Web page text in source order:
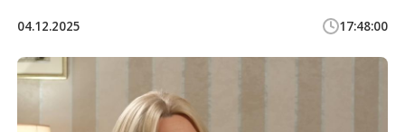
04.12.2025 17:48:00